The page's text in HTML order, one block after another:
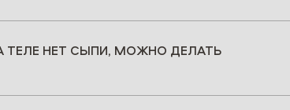
ТЕЛЕ НЕТ СЫПИ, МОЖНО ДЕЛАТЬ